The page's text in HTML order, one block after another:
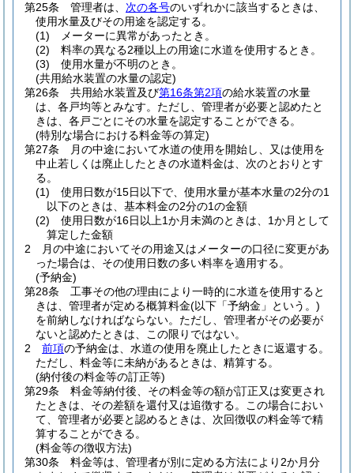
第25条
管理者は、 次の各号のいずれかに該当するときは、
使用水量及びその用途を認定する。
(1)
メーターに異常があったとき。
(2)
料率の異なる2種以上の用途に水道を使用するとき。
(3)
使用水量が不明のとき。
(共用給水装置の水量の認定)
第26条
共用給水装置及び第16条第2項の給水装置の水量
は、各戸均等とみなす。 ただし、管理者が必要と認めたと
きは、各戸ごとにその水量を認定することができる。
(特別な場合における料金等の算定)
第27条
月の中途において水道の使用を開始し、又は使用を
中止若しくは廃止したときの水道料金は、次のとおりとす
る。
(1)
使用日数が15日以下で、使用水量が基本水量の2分の1
以下のときは、基本料金の2分の1の金額
(2)
使用日数が16日以上1か月未満のときは、1か月として
算定した金額
2
月の中途においてその用途又はメーターの口径に変更があ
った場合は、その使用日数の多い料率を適用する。
(予納金)
第28条
工事その他の理由により一時的に水道を使用すると
きは、管理者が定める概算料金(以下「予納金」という。)
を前納しなければならない。 ただし、管理者がその必要が
ないと認めたときは、この限りではない。
2
前項の予納金は、水道の使用を廃止したときに返還する。
ただし、料金等に未納があるときは、精算する。
(納付後の料金等の訂正等)
第29条
料金等納付後、その料金等の額が訂正又は変更され
たときは、その差額を還付又は追徴する。
この場合におい
て、管理者が必要と認めるときは、次回徴収の料金等で精
算することができる。
(料金等の徴収方法)
第30条
料金等は、管理者が別に定める方法により2か月分